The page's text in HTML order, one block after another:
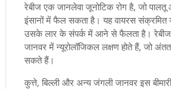
रेबीज एक जानलेवा जूनोटिक रोग है, जो
इंसानों में फैल सकता है। यह वायरस संक्रमित
उसके लार के संपर्क में आने से फैलता है। रेबीज से
जानवर में न्यूरोलॉजिकल लक्षण होते हैं, जो
सकते हैं।
कुत्ते, बिल्ली और अन्य जंगली जानवर इस